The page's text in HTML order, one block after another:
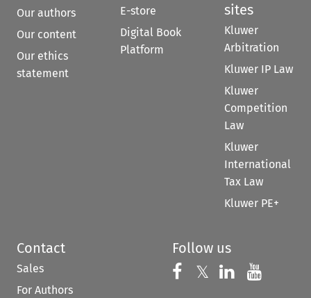
Our authors
Our content
Our ethics
statement
E-store
Digital Book
Platform
sites
Kluwer
Arbitration
Kluwer IP Law
Kluwer
Competition
Law
Kluwer
International
Tax Law
Kluwer PE+
Contact
Sales
For Authors
Follow us
Follow us on
𝕏 Follow us on
Follow us